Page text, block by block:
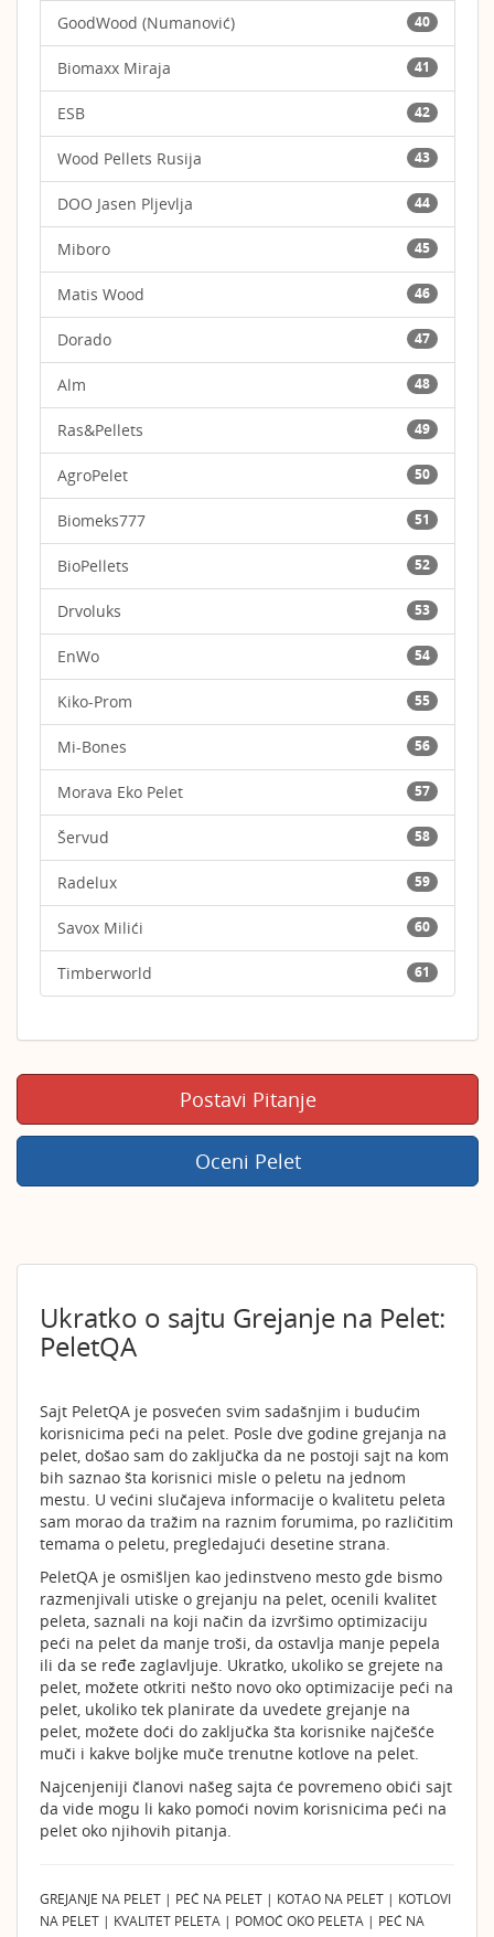
40
GoodWood (Numanović)
41
Biomaxx Miraja
42
ESB
43
Wood Pellets Rusija
44
DOO Jasen Pljevlja
45
Miboro
46
Matis Wood
47
Dorado
48
Alm
49
Ras&Pellets
50
AgroPelet
51
Biomeks777
52
BioPellets
53
Drvoluks
54
EnWo
55
Kiko-Prom
56
Mi-Bones
57
Morava Eko Pelet
58
Šervud
59
Radelux
60
Savox Milići
61
Timberworld
Postavi Pitanje
Oceni Pelet
Ukratko o sajtu Grejanje na Pelet:
PeletQA
Sajt PeletQA je posvećen svim sadašnjim i budućim
korisnicima peći na pelet. Posle dve godine grejanja na
pelet, došao sam do zaključka da ne postoji sajt na kom
bih saznao šta korisnici misle o peletu na jednom
mestu. U većini slučajeva informacije o kvalitetu peleta
sam morao da tražim na raznim forumima, po različitim
temama o peletu, pregledajući desetine strana.
PeletQA je osmišljen kao jedinstveno mesto gde bismo
razmenjivali utiske o grejanju na pelet, ocenili kvalitet
peleta, saznali na koji način da izvršimo optimizaciju
peći na pelet da manje troši, da ostavlja manje pepela
ili da se ređe zaglavljuje. Ukratko, ukoliko se grejete na
pelet, možete otkriti nešto novo oko optimizacije peći na
pelet, ukoliko tek planirate da uvedete grejanje na
pelet, možete doći do zaključka šta korisnike najčešće
muči i kakve boljke muče trenutne kotlove na pelet.
Najcenjeniji članovi našeg sajta će povremeno obići sajt
da vide mogu li kako pomoći novim korisnicima peći na
pelet oko njihovih pitanja.
GREJANJE NA PELET | PEĆ NA PELET | KOTAO NA PELET | KOTLOVI
NA PELET | KVALITET PELETA | POMOĆ OKO PELETA | PEĆ NA